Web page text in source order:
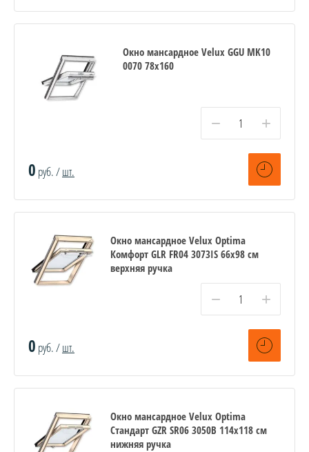
Окно мансардное Velux GGU MK10
0070 78x160
− +
0 руб. /шт.
Окно мансардное Velux Optima
Комфорт GLR FR04 3073IS 66x98 см
верхняя ручка
− +
0 руб. /шт.
Окно мансардное Velux Optima
Стандарт GZR SR06 3050B 114x118 см
нижняя ручка